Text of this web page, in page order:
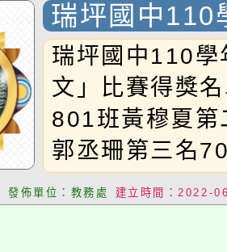
瑞坪國中110
題徵文」比
瑞坪國中110學
文」比賽得獎
801班黃穆夏
郭丞珊第三名
發佈單位：教務處 建立時間：2022-